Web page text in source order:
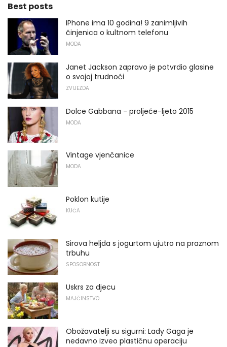
Best posts
IPhone ima 10 godina! 9 zanimljivih
činjenica o kultnom telefonu
MODA
Janet Jackson zapravo je potvrdio glasine
o svojoj trudnoći
ZVIJEZDA
Dolce Gabbana - proljeće-ljeto 2015
MODA
Vintage vjenčanice
MODA
Poklon kutije
KUĆA
Sirova heljda s jogurtom ujutro na praznom
trbuhu
SPOSOBNOST
Uskrs za djecu
MAJČINSTVO
Obožavatelji su sigurni: Lady Gaga je
nedavno izveo plastičnu operaciju